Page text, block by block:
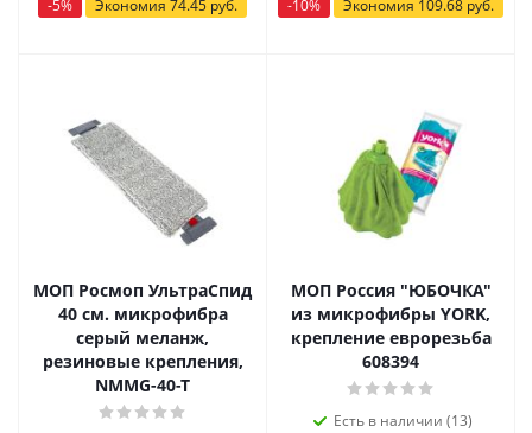
-5% Экономия 74.45 руб. -10% Экономия 109.68 руб.
МОП Росмоп УльтраСпид
40 см. микрофибра
серый меланж,
резиновые крепления,
NMMG-40-T
МОП Россия "ЮБОЧКА"
из микрофибры YORK,
крепление еврорезьба
608394
Есть в наличии (13)